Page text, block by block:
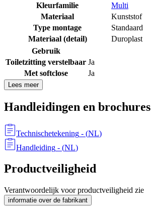
Kleurfamilie
Multi
Materiaal
Kunststof
Type montage
Standaard
Materiaal (detail)
Duroplast
Gebruik
Toiletzitting verstelbaar Ja
Met softclose
Ja
Lees meer
Handleidingen en brochures
Technischetekening - (NL)
Handleiding - (NL)
Productveiligheid
Verantwoordelijk voor productveiligheid zie
informatie over de fabrikant